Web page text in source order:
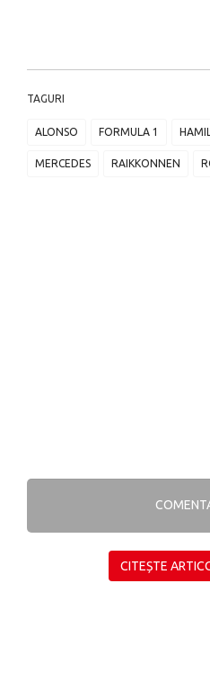
TAGURI
ALONSO FORMULA 1
MERCEDES RAIKKONNEN
CITEȘTE